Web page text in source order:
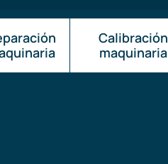
Calibración
maquinaria